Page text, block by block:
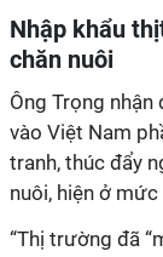
Nhập khẩu
chăn nuôi
Ông Trọng
vào Việt Nam
tranh, thúc đẩy
nuôi, hiện ở
“Thị trường đã